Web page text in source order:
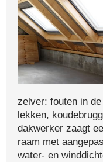
zelver: fouten in
lekken,
dakwerker zaagt
raam met
water- en